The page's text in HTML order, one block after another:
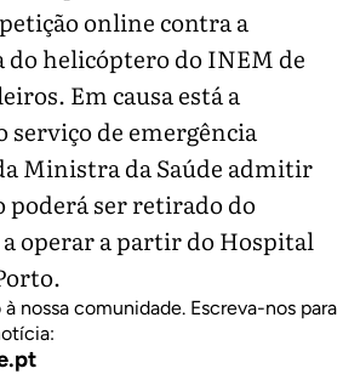
online contra a
helicóptero do INEM de
Em causa está a
serviço de emergência
Ministra da Saúde admitir
poderá ser retirado do
operar a partir do Hospital
nossa comunidade. Escreva-nos para